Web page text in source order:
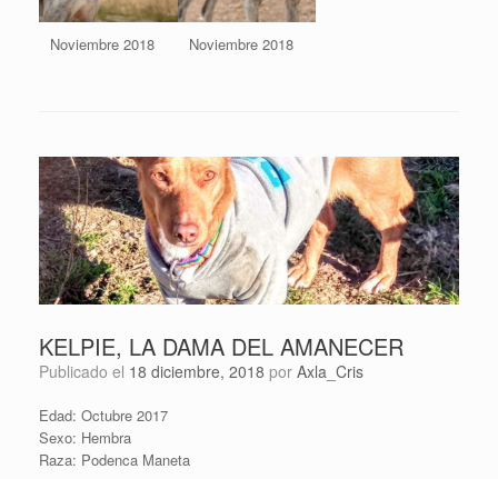
Noviembre 2018 Noviembre 2018
KELPIE, LA DAMA DEL AMANECER
Publicado el 18 diciembre, 2018 por Axla_Cris
Edad: Octubre 2017
Sexo: Hembra
Raza: Podenca Maneta